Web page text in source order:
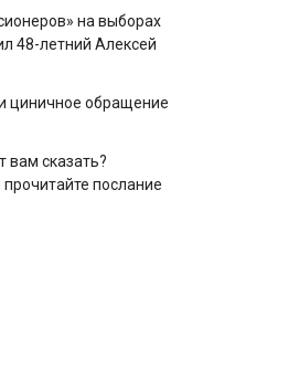
на выборах
48-летний Алексей
циничное обращение
вам сказать?
послание